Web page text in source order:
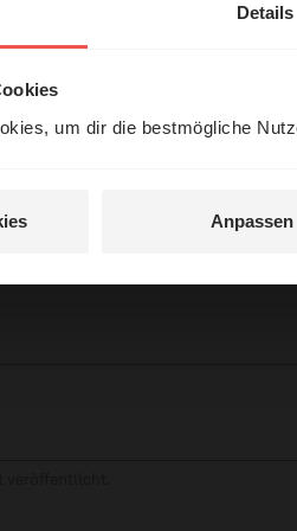
Details
um dir die bestmögliche
Anpassen
unsere Hörerinnen
mit Gott ...
Jetzt Geschichten